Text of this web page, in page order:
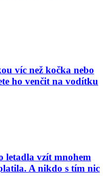
víc než kočka nebo
ho venčit na vodítku
letadla vzít mnohem
A nikdo s tím nic